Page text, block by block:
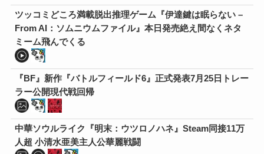
ツッコミどころ満載脱出推理ゲーム『伊達鍵は眠らない –
From AI：ソムニウムファイル』本日発売絶え間なくネタ
ミーム飛んでくる
『BF』新作『バトルフィールド6』正式発表7月25日トレー
ラー公開現代戦回帰
中華ソウルライク『明末：ウツロノハネ』Steam同接11万
人超 小清水亜美主人公華麗戦闘